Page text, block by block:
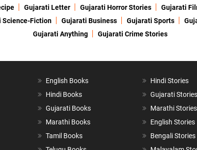
Gujarati Letter Gujarati Horror Stories Gujarati
Science-Fiction Gujarati Business Gujarati Sports
Gujarati Anything
Gujarati Crime Stories
English Books
Hindi Books
Gujarati Books
Marathi Books
Tamil Books
Hindi Stories
Gujarati Stories
Marathi Stories
English Stories
Bengali Stories